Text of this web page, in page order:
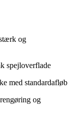
og
spejloverflade
med standardafløb
og